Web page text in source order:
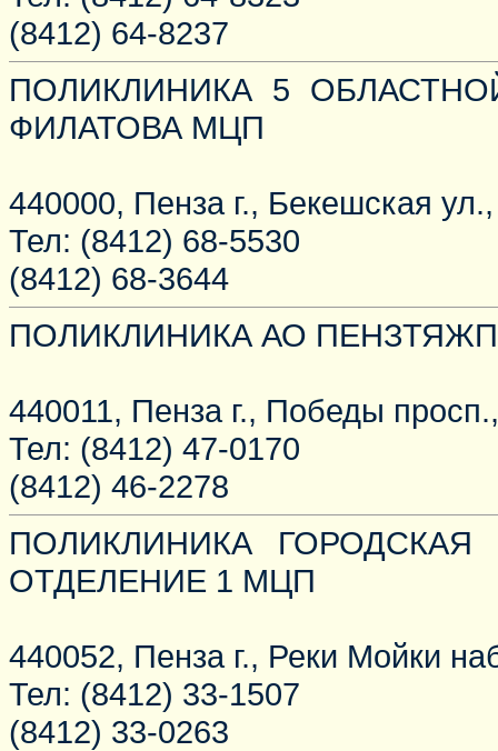
(8412) 64-8237
ПОЛИКЛИНИКА 5
ФИЛАТОВА МЦП
440000, Пенза г., Бекешская
Тел: (8412) 68-5530
(8412) 68-3644
ПОЛИКЛИНИКА АО
440011, Пенза г., Победы
Тел: (8412) 47-0170
(8412) 46-2278
ПОЛИКЛИНИКА
ОТДЕЛЕНИЕ 1 МЦП
440052, Пенза г., Реки Мойки
Тел: (8412) 33-1507
(8412) 33-0263